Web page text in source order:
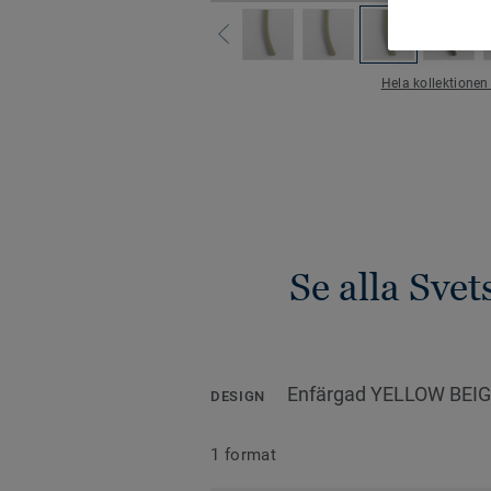
Hela
Se alla
DESIGN Enfärgad YELLOW
1 format